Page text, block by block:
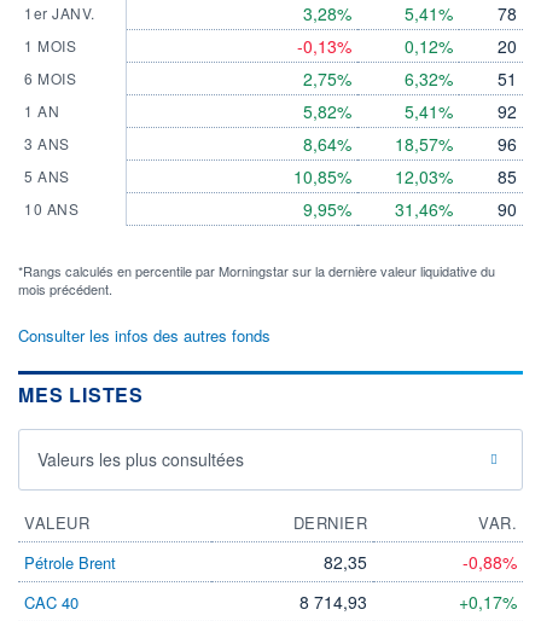
1er JANV.
1 MOIS
6 MOIS
1 AN
3 ANS
5 ANS
10 ANS
3,28%
-0,13%
2,75%
5,82%
8,64%
10,85%
9,95%
5,41%
0,12%
6,32%
5,41%
18,57%
12,03%
31,46%
78
20
51
92
96
85
90
*Rangs calculés en percentile par Morningstar sur la dernière valeur liquidative du
mois précédent.
Consulter les infos des autres fonds
MES LISTES
Valeurs les plus consultées
VALEUR DERNIER
VAR.
Pétrole Brent
82,35 -0,88%
CAC 40 8 714,93 +0,17%